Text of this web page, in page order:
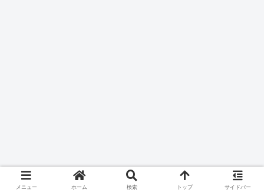
メニュー ホーム 検索 トップ サイドバー